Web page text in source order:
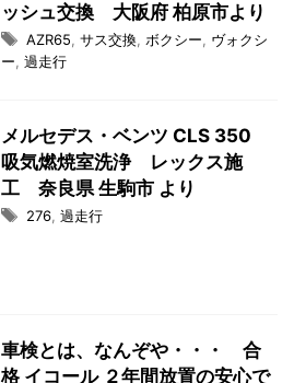
ッシュ交換 大阪府 柏原市より
AZR65 サス交換 ボクシー
ヴォクシ
ー 過走行
メルセデス・ベンツ CLS 350
吸気燃焼室洗浄 レックス施
工 奈良県 生駒市 より
276 過走行
車検とは、なんぞや・・・ 合
格 イコール ２年間放置の安心で